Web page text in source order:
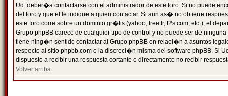
Ud. deber�a contactarse con el administrador de este foro. Si no puede
del foro y que el le indique a quien contactar. Si aun as� no obtiene
este foro corre sobre un dominio gr�tis (yahoo, free.fr, f2s.com, etc.), el
Grupo phpBB carece de cualquier tipo de control y no puede ser de
tiene ning�n sentido contactar al Grupo phpBB en relaci�n a asuntos
respecto al sitio phpbb.com o la discreci�n misma del software phpBB. Si
dispuesto a recibir una respuesta cortante o directamente no recibir
Volver arriba